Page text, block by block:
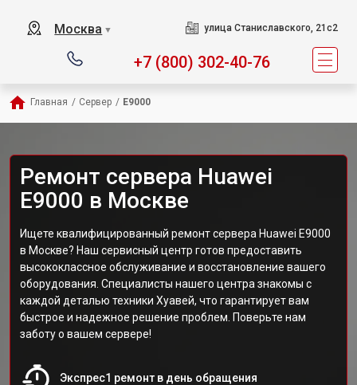
Москва ▼ улица Станиславского, 21с2
+7 (800) 302-40-76
Главная / Сервер / E9000
Ремонт сервера Huawei
E9000 в Москве
Ищете квалифицированный ремонт сервера Huawei E9000
в Москве? Наш сервисный центр готов предоставить
высококлассное обслуживание и восстановление вашего
оборудования. Специалисты нашего центра знакомы с
каждой деталью техники Хуавей, что гарантирует вам
быстрое и надежное решение проблем. Поверьте нам
заботу о вашем сервере!
Экспрес1 ремонт в день обращения